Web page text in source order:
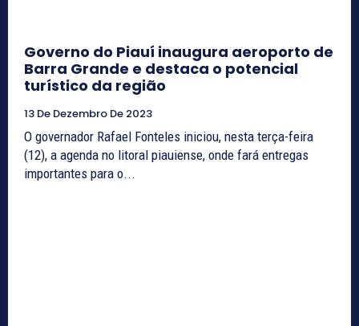
Governo do Piauí inaugura aeroporto de
Barra Grande e destaca o potencial
turístico da região
13 De Dezembro De 2023
O governador Rafael Fonteles iniciou, nesta terça-feira
(12), a agenda no litoral piauiense, onde fará entregas
importantes para o...